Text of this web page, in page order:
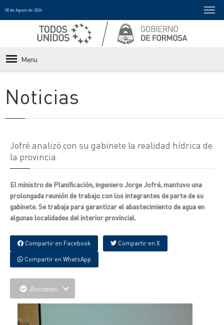
08 de Agosto de 2026
Menu
Noticias
Jofré analizó con su gabinete la realidad hídrica de
la provincia.
El ministro de Planificación, ingeniero Jorge Jofré, mantuvo una
prolongada reunión de trabajo con los integrantes de parte de su
gabinete. Se trabaja para garantizar el abastecimiento de agua en
algunas localidades del interior provincial.
Compartir en Facebook Compartir en X
Compartir en WhatsApp
Acciones